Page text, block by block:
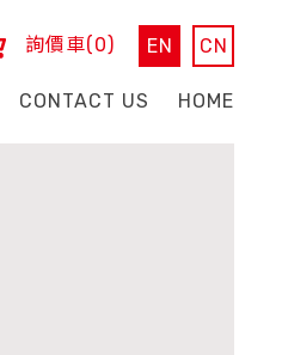
詢價車(0) EN CN
CONTACT US HOME